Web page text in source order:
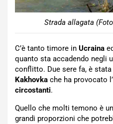
Strada allagata
C’è tanto timore in Ucraina
quanto sta accadendo negli
conflitto. Due sere fa, è
Kakhovka che ha provocato l’
circostanti.
Quello che molti temono è un
grandi proporzioni che